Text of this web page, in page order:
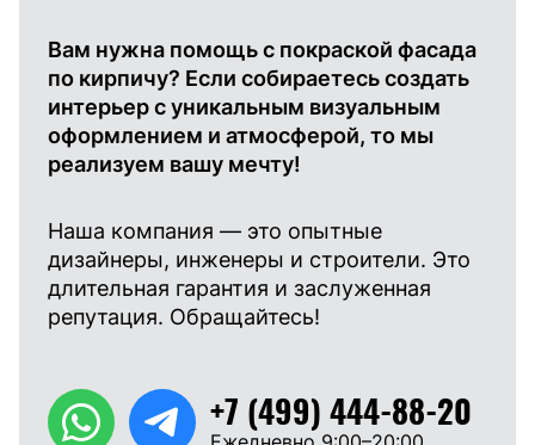
Вам нужна помощь с покраской фасада
по кирпичу? Если собираетесь создать
интерьер с уникальным визуальным
оформлением и атмосферой, то мы
реализуем вашу мечту!
Наша компания — это опытные
дизайнеры, инженеры и строители. Это
длительная гарантия и заслуженная
репутация. Обращайтесь!
+7 (499) 444-88-20